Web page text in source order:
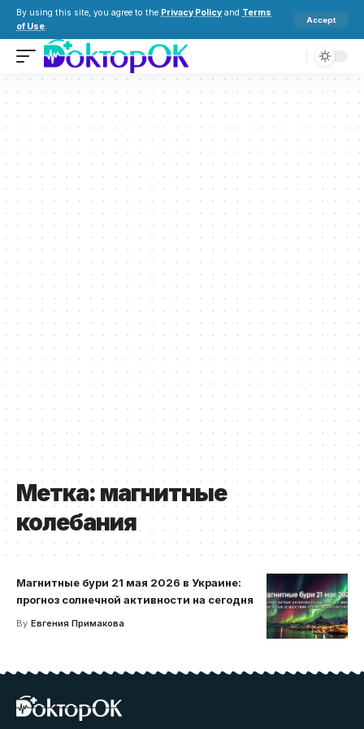
By using this site, you agree to the Privacy Policy and Terms
of Use.
Accept
Метка: магнитные
колебания
Магнитные бури 21 мая 2026 в Украине:
прогноз солнечной активности на сегодня
By Евгения Примакова